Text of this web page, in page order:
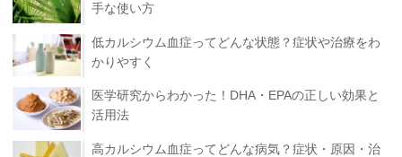
手な使い方
低カルシウム血症ってどんな状態？症状や治療をわ
かりやすく
医学研究からわかった！DHA・EPAの正しい効果と
活用法
高カルシウム血症ってどんな病気？症状・原因・治